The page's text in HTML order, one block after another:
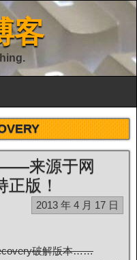
客
来源于网
版！
2013 年 4 月 17 日
破解版本……